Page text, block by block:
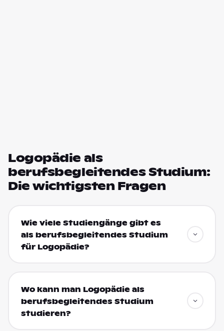
Logopädie als
berufsbegleitendes Studium:
Die wichtigsten Fragen
Wie viele Studiengänge gibt es
als berufsbegleitendes Studium
für Logopädie?
Wo kann man Logopädie als
berufsbegleitendes Studium
studieren?